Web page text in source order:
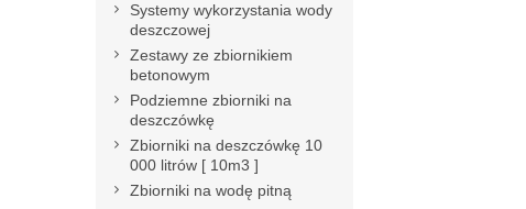
Systemy wykorzystania wody
deszczowej
Zestawy ze zbiornikiem
betonowym
Podziemne zbiorniki na
deszczówkę
Zbiorniki na deszczówkę 10
000 litrów [ 10m3 ]
Zbiorniki na wodę pitną